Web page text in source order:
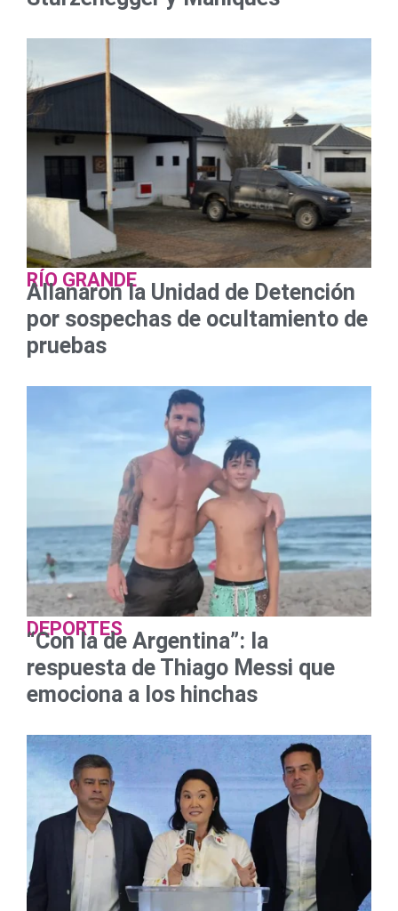
RÍO GRANDE
Allanaron la Unidad de Detención
por sospechas de ocultamiento de
pruebas
DEPORTES
“Con la de Argentina”: la
respuesta de Thiago Messi que
emociona a los hinchas